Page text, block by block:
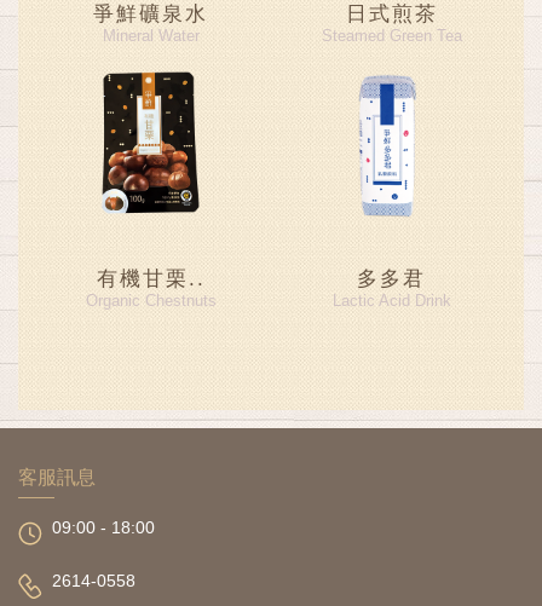
爭鮮礦泉水
Mineral Water
日式煎茶
Steamed Green Tea
有機甘栗..
Organic Chestnuts
多多君
Lactic Acid Drink
客服訊息
09:00 - 18:00
2614-0558